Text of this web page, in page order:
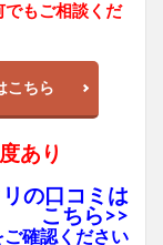
もご相談くだ
こちら
あり
の口コミは
こちら>>
確認ください